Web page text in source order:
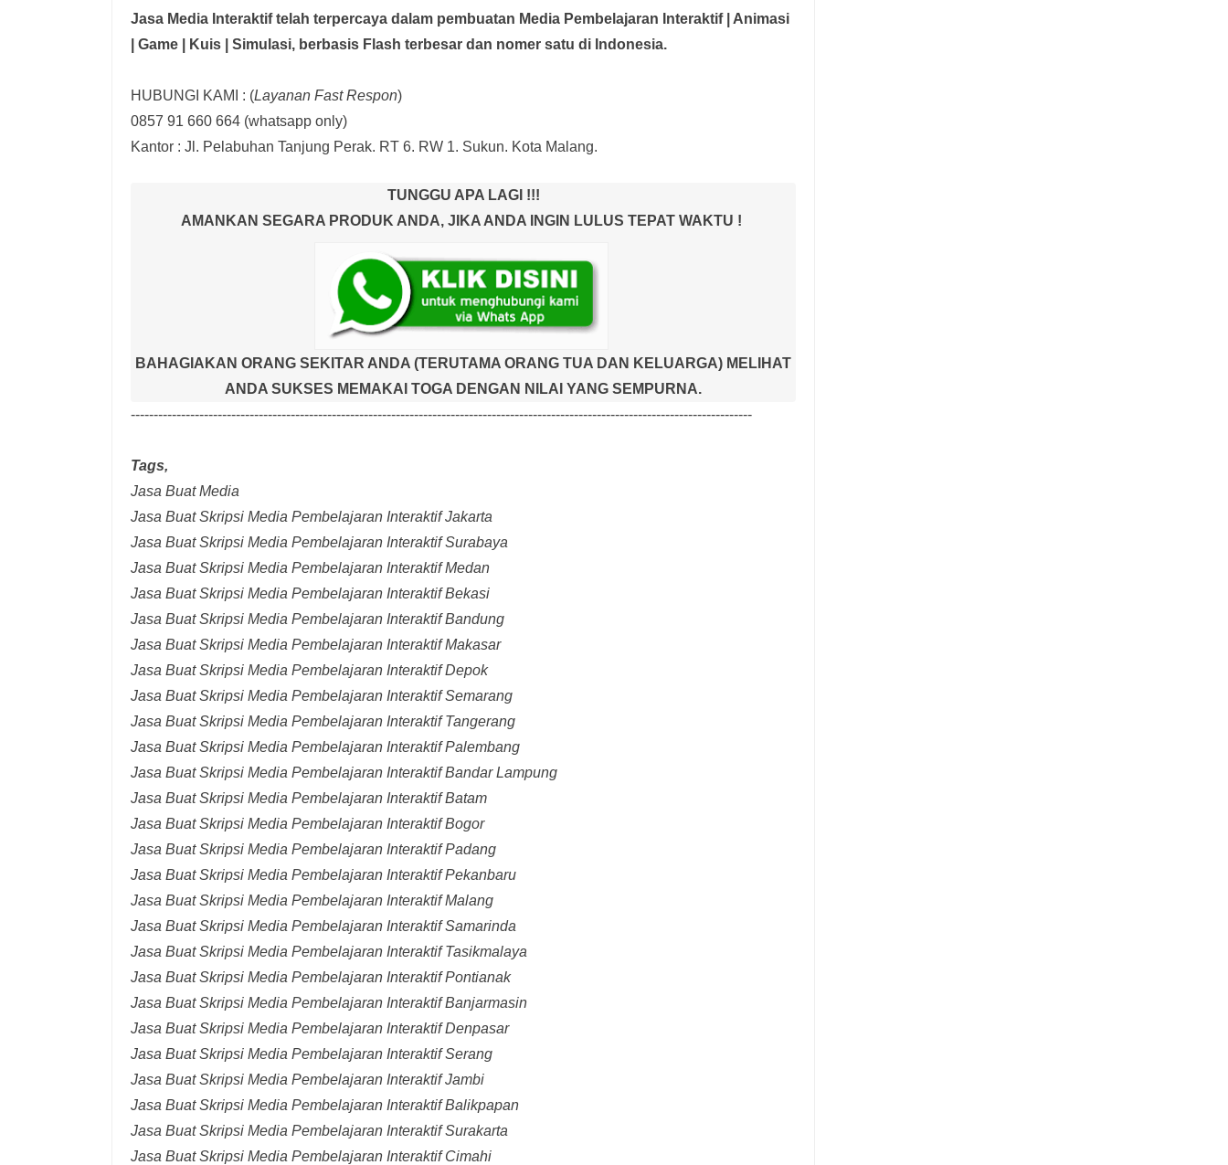
Jasa Media Interaktif telah terpercaya dalam pembuatan Media Pembelajaran Interaktif| Animasi
| Game | Kuis | Simulasi, berbasis Flash terbesar dan nomer satu di Indonesia.
HUBUNGI KAMI : (Layanan Fast Respon)
0857 91 660 664 (whatsapp only)
Kantor : Jl. Pelabuhan Tanjung Perak. RT 6. RW 1. Sukun. Kota Malang.
TUNGGU APA LAGI !!!
AMANKAN SEGARA PRODUK ANDA, JIKA ANDA INGIN LULUS TEPAT WAKTU !
BAHAGIAKAN ORANG SEKITAR ANDA (TERUTAMA ORANG TUA DAN KELUARGA) MELIHAT
ANDA SUKSES MEMAKAI TOGA DENGAN NILAI YANG SEMPURNA.
----------------------------------------------------------------------------------------------------------------------------------------
Tags,
Jasa Buat Media
Jasa Buat Skripsi Media Pembelajaran Interaktif Jakarta
Jasa Buat Skripsi Media Pembelajaran Interaktif Surabaya
Jasa Buat Skripsi Media Pembelajaran Interaktif Medan
Jasa Buat Skripsi Media Pembelajaran Interaktif Bekasi
Jasa Buat Skripsi Media Pembelajaran Interaktif Bandung
Jasa Buat Skripsi Media Pembelajaran Interaktif Makasar
Jasa Buat Skripsi Media Pembelajaran Interaktif Depok
Jasa Buat Skripsi Media Pembelajaran Interaktif Semarang
Jasa Buat Skripsi Media Pembelajaran Interaktif Tangerang
Jasa Buat Skripsi Media Pembelajaran Interaktif Palembang
Jasa Buat Skripsi Media Pembelajaran Interaktif Bandar Lampung
Jasa Buat Skripsi Media Pembelajaran Interaktif Batam
Jasa Buat Skripsi Media Pembelajaran Interaktif Bogor
Jasa Buat Skripsi Media Pembelajaran Interaktif Padang
Jasa Buat Skripsi Media Pembelajaran Interaktif Pekanbaru
Jasa Buat Skripsi Media Pembelajaran Interaktif Malang
Jasa Buat Skripsi Media Pembelajaran Interaktif Samarinda
Jasa Buat Skripsi Media Pembelajaran Interaktif Tasikmalaya
Jasa Buat Skripsi Media Pembelajaran Interaktif Pontianak
Jasa Buat Skripsi Media Pembelajaran Interaktif Banjarmasin
Jasa Buat Skripsi Media Pembelajaran Interaktif Denpasar
Jasa Buat Skripsi Media Pembelajaran Interaktif Serang
Jasa Buat Skripsi Media Pembelajaran Interaktif Jambi
Jasa Buat Skripsi Media Pembelajaran Interaktif Balikpapan
Jasa Buat Skripsi Media Pembelajaran Interaktif Surakarta
Jasa Buat Skripsi Media Pembelajaran Interaktif Cimahi